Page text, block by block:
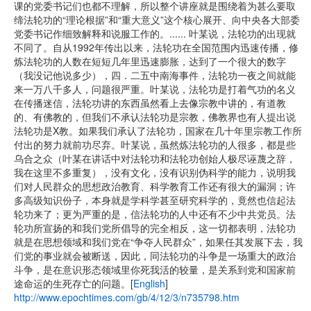
课的党委书记们也都不理解，所以整个讲座就是围绕着为甚么要取
缔法轮功的“理论根据”和“重大意义”这个核心展开、向中央各大部委
党委书记作细致解释和说服工作的。...... 叶某说，法轮功的出现就
不同了。自从1992年传出以来，法轮功在全国范围内迅速传播，修
炼法轮功的人数在短短几年里迅速膨胀，达到了一个很大的数字
（我没记他说多少），四．二五中南海事件，法轮功一夜之间就能
来一万八千多人，问题很严重。叶某说，法轮功是打着气功的名义
在传播迷信，法轮功讲的东西虽然看上去像宗教中讲的，有道教
的、有佛教的，但我们不承认法轮功是宗教，佛教界也有人提出说
法轮功是X教。如果我们承认了法轮功，国家在几十年里宗教工作所
付出的努力就前功尽弃。叶某说，虽然炼法轮功的人很多，都是些
乌合之众（叶某在讲话中对法轮功和法轮功创始人极尽诬蔑之辞，
我在这里不多重复），没有文化，没有识别伪科学的能力，说明我
们对人民群众的思想政治教育、科学教育工作还有很大的漏洞；许
多高级知识份子，本身就是学科学甚至研究科学的，竟然也信起法
轮功来了；更为严重的是，信法轮功的人中还有不少中共党员。法
轮功所宣扬的和我们党所倡导的完全相反，这一切都表明，法轮功
就是在思想领域和我们党在“争夺人民群众”，如果任其发展下去，我
们党的事业就会被断送，因此，同法轮功的斗争是一场重大的政治
斗争，是在意识形态领域里你死我活的较量，是关系到党和国家前
途命运的生死存亡的问题。[English]
http://www.epochtimes.com/gb/4/12/3/n735798.htm